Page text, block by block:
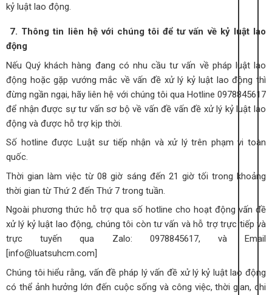
kỷ luật lao động.
7. Thông tin liên hệ với chúng tôi để tư vấn về kỷ luật lao
động
Nếu Quý khách hàng đang có nhu cầu tư vấn về pháp luật lao
động hoặc gặp vướng mắc về vấn đề xử lý kỷ luật lao động thì
đừng ngần ngại, hãy liên hệ với chúng tôi qua Hotline 0978845617
để nhận được sự tư vấn sơ bộ về vấn đề vấn đề xử lý kỷ luật lao
động và được hỗ trợ kịp thời.
Số hotline được Luật sư tiếp nhận và xử lý trên phạm vi toàn
quốc.
Thời gian làm việc từ 08 giờ sáng đến 21 giờ tối trong khoảng
thời gian từ Thứ 2 đến Thứ 7 trong tuần.
Ngoài phương thức hỗ trợ qua số hotline cho hoạt động vấn đề
xử lý kỷ luật lao động, chúng tôi còn tư vấn và hỗ trợ trực tiếp và
trực tuyến qua Zalo: 0978845617, và Email
[info@luatsuhcm.com]
Chúng tôi hiểu rằng, vấn đề pháp lý vấn đề xử lý kỷ luật lao động
có thể ảnh hưởng lớn đến cuộc sống và công việc, thời gian, chi